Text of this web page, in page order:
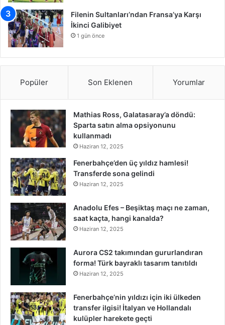
Filenin Sultanları’ndan Fransa’ya Karşı
İkinci Galibiyet
1 gün önce
Popüler Son Eklenen Yorumlar
Mathias Ross, Galatasaray’a döndü:
Sparta satın alma opsiyonunu
kullanmadı
Haziran 12, 2025
Fenerbahçe’den üç yıldız hamlesi!
Transferde sona gelindi
Haziran 12, 2025
Anadolu Efes – Beşiktaş maçı ne zaman,
saat kaçta, hangi kanalda?
Haziran 12, 2025
Aurora CS2 takımından gururlandıran
forma! Türk bayraklı tasarım tanıtıldı
Haziran 12, 2025
Fenerbahçe’nin yıldızı için iki ülkeden
transfer ilgisi! İtalyan ve Hollandalı
kulüpler harekete geçti